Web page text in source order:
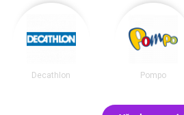
Decathlon Pompo